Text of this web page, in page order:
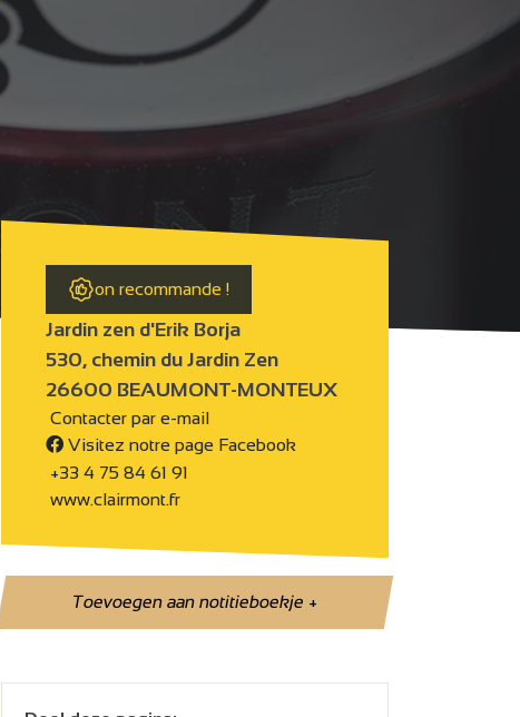
on recommande !
Jardin zen d'Erik Borja
530, chemin du Jardin Zen
26600 BEAUMONT-MONTEUX
Contacter par e-mail
Visitez notre page Facebook
+33 4 75 84 61 91
www.clairmont.fr
Toevoegen aan notitieboekje+